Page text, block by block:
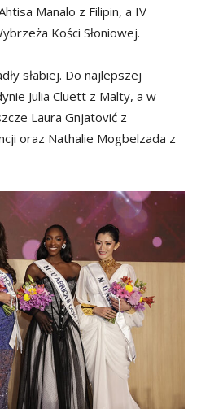
Manalo z Filipin, a IV
Kości Słoniowej.
słabiej. Do najlepszej
Julia Cluett z Malty, a w
Laura Gnjatović z
oraz Nathalie Mogbelzada z